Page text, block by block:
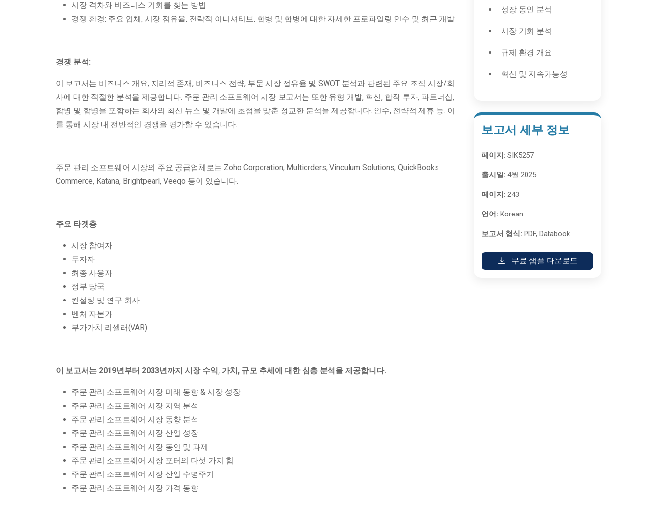
시장 격차와 비즈니스 기회를 찾는 방법
경쟁 환경: 주요 업체, 시장 점유율, 전략적 이니셔티브, 합병 및 합병에 대한 자세한 프로파일링 인수 및 최근 개발
경쟁 분석:
이 보고서는 비즈니스 개요, 지리적 존재, 비즈니스 전략, 부문 시장 점유율 및 SWOT 분석과 관련된 주요 조직 시장/회
사에 대한 적절한 분석을 제공합니다. 주문 관리 소프트웨어 시장 보고서는 또한 유형 개발, 혁신, 합작 투자, 파트너십,
합병 및 합병을 포함하는 회사의 최신 뉴스 및 개발에 초점을 맞춘 정교한 분석을 제공합니다. 인수, 전략적 제휴 등. 이
를 통해 시장 내 전반적인 경쟁을 평가할 수 있습니다.
주문 관리 소프트웨어 시장의 주요 공급업체로는 Zoho Corporation, Multiorders, Vinculum Solutions, QuickBooks
Commerce, Katana, Brightpearl, Veeqo 등이 있습니다.
주요 타겟층
시장 참여자
투자자
최종 사용자
정부 당국
컨설팅 및 연구 회사
벤처 자본가
부가가치 리셀러(VAR)
이 보고서는 2019년부터 2033년까지 시장 수익, 가치, 규모 추세에 대한 심층 분석을 제공합니다.
주문 관리 소프트웨어 시장 미래 동향 & 시장 성장
주문 관리 소프트웨어 시장 지역 분석
주문 관리 소프트웨어 시장 동향 분석
주문 관리 소프트웨어 시장 산업 성장
주문 관리 소프트웨어 시장 동인 및 과제
주문 관리 소프트웨어 시장 포터의 다섯 가지 힘
주문 관리 소프트웨어 시장 산업 수명주기
주문 관리 소프트웨어 시장 가격 동향
성장 동인 분석
시장 기회 분석
규제 환경 개요
혁신 및 지속가능성
보고서 세부 정보
페이지: SIK5257
출시일: 4월 2025
페이지: 243
언어: Korean
보고서 형식: PDF, Databook
무료 샘플 다운로드